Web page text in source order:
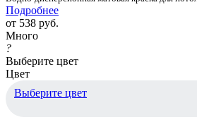
Подробнее
от 538 руб.
Много
?
Выберите цвет
Цвет
Выберите цвет